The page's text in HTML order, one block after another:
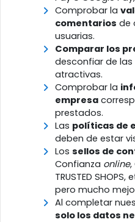
Comprobar la
comentarios de
usuarias.
Comparar los
desconfiar de
atractivas.
Comprobar la
empresa
prestados.
Las políticas de
deben de estar
Lossellos de
Confianza online,
TRUSTED
pero mucho
Al completar
solo los datos